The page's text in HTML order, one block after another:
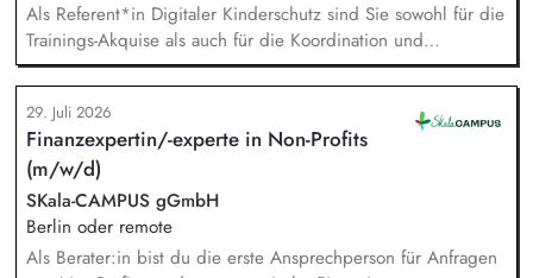
Als Referent*in Digitaler Kinderschutz sind Sie sowohl für die
Trainings-Akquise als auch für die Koordination und
Durchführung von ca. zweistündigen Workshops
verantwortlich. Identifikation, Ansprache und Akquise von
Institutionen und Organisationen für Trainings zum sensiblen
Umgang mit Kinderfotos und -videos (z. B. Kitas, Schulen,
Sportvereine und -verbände, Jugendverbände,
Kinder-/Jugendreiseveranstalter). Eigenständige Konzeption
und Durchführung zielgruppengerechter Trainings in
digitalen Formaten sowie in Präsenz bei Auftraggebern.
29. Juli 2026
Finanzexpertin/-experte in Non-Profits
(m/w/d)
SKala-CAMPUS gGmbH
Berlin oder remote
Als Berater:in bist du die erste Ansprechperson für Anfragen